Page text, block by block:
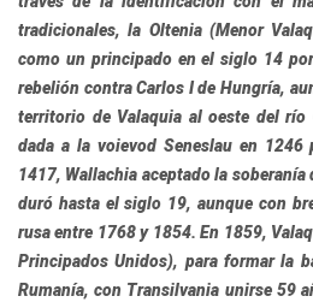
tradicionales, la Oltenia(Menor
como un principado en el siglo 14
rebelión contra Carlos I de Hungría,
territorio de Valaquia al oeste del río
dada a la voievod Seneslau en 1246
1417, Wallachia aceptado la
duró hasta el siglo 19, aunque con
rusa entre 1768 y 1854. En 1859,
Principados Unidos), para formar la
Rumanía, con Transilvania unirse 59